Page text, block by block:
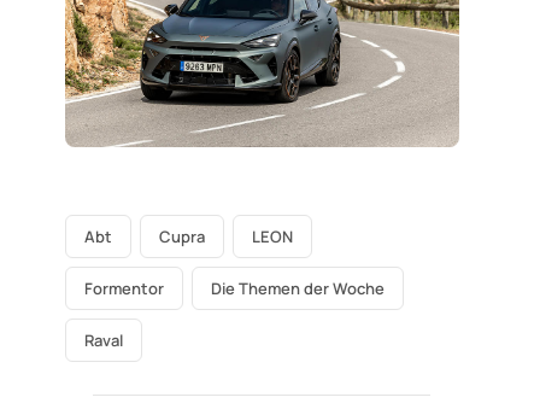
Abt Cupra LEON
Formentor Die Themen der Woche
Raval